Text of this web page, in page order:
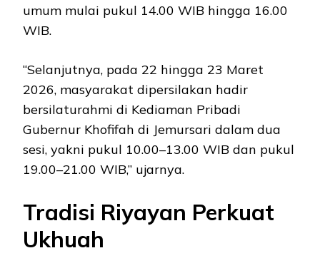
umum mulai pukul 14.00 WIB hingga 16.00
WIB.
“Selanjutnya, pada 22 hingga 23 Maret
2026, masyarakat dipersilakan hadir
bersilaturahmi di Kediaman Pribadi
Gubernur Khofifah di Jemursari dalam dua
sesi, yakni pukul 10.00–13.00 WIB dan pukul
19.00–21.00 WIB,” ujarnya.
Tradisi Riyayan Perkuat
Ukhuah